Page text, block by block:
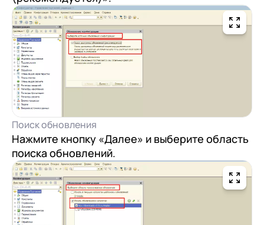
Поиск обновления
Нажмите кнопку «Далее» и выберите область
поиска обновлений.